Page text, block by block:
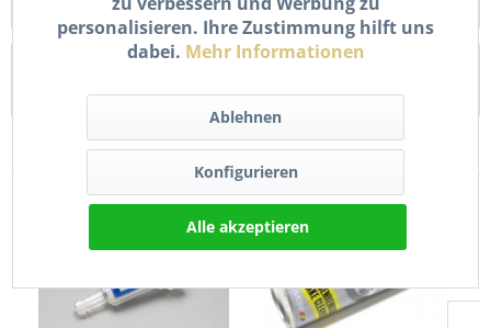
Schlüsselweite: 20,8 mm...mehr
0
Bewertungen lesen, schreiben und diskutieren...mehr
Zubehör 10
personalisieren. Ihre Zustimmung hilft uns
dabei. Mehr Informationen
Ablehnen
Konfigurieren
Alle akzeptieren